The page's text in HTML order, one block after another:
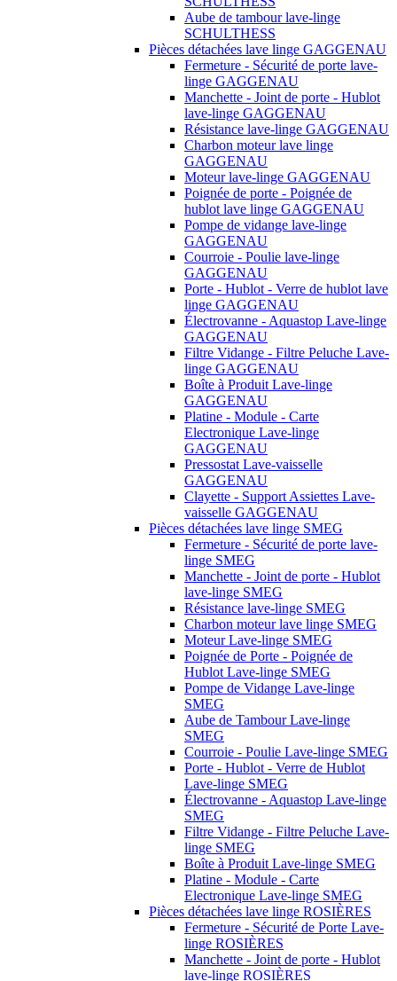
Aube de tambour lave-linge
SCHULTHESS
Pièces détachées lave linge GAGGENAU
Fermeture - Sécurité de porte lave-
linge GAGGENAU
Manchette - Joint de porte - Hublot
lave-linge GAGGENAU
Résistance lave-linge GAGGENAU
Charbon moteur lave linge
GAGGENAU
Moteur lave-linge GAGGENAU
Poignée de porte - Poignée de
hublot lave linge GAGGENAU
Pompe de vidange lave-linge
GAGGENAU
Courroie - Poulie lave-linge
GAGGENAU
Porte - Hublot - Verre de hublot lave
linge GAGGENAU
Électrovanne - Aquastop Lave-linge
GAGGENAU
Filtre Vidange - Filtre Peluche Lave-
linge GAGGENAU
Boîte à Produit Lave-linge
GAGGENAU
Platine - Module - Carte
Electronique Lave-linge
GAGGENAU
Pressostat Lave-vaisselle
GAGGENAU
Clayette - Support Assiettes Lave-
vaisselle GAGGENAU
Pièces détachées lave linge SMEG
Fermeture - Sécurité de porte lave-
linge SMEG
Manchette - Joint de porte - Hublot
lave-linge SMEG
Résistance lave-linge SMEG
Charbon moteur lave linge SMEG
Moteur Lave-linge SMEG
Poignée de Porte - Poignée de
Hublot Lave-linge SMEG
Pompe de Vidange Lave-linge
SMEG
Aube de Tambour Lave-linge
SMEG
Courroie - Poulie Lave-linge SMEG
Porte - Hublot - Verre de Hublot
Lave-linge SMEG
Électrovanne - Aquastop Lave-linge
SMEG
Filtre Vidange - Filtre Peluche Lave-
linge SMEG
Boîte à Produit Lave-linge SMEG
Platine - Module - Carte
Electronique Lave-linge SMEG
Pièces détachées lave linge ROSIÈRES
Fermeture - Sécurité de Porte Lave-
linge ROSIÈRES
Manchette - Joint de porte - Hublot
lave-linge ROSIÈRES